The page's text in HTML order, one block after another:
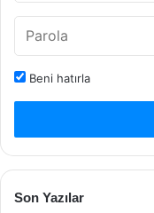
Beni hatırla
Son Yazılar